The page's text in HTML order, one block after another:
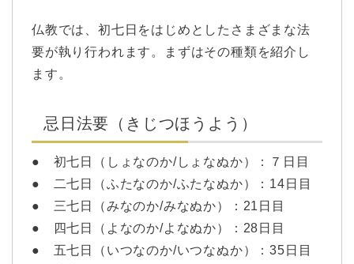
仏教では、初七日をはじめとしたさまざまな法
要が執り行われます。まずはその種類を紹介し
ます。
忌日法要（きじつほうよう）
● 初七日（しょなのか/しょなぬか）：７日目
● 二七日（ふたなのか/ふたなぬか）：14日目
● 三七日（みなのか/みなぬか）：21日目
● 四七日（よなのか/よなぬか）：28日目
● 五七日（いつなのか/いつなぬか）：35日目